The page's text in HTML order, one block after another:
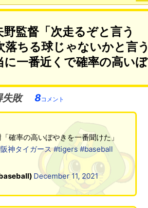
野監督「次走るぞと言う
ちる球じゃないかと言う
一番近くで確率の高いぼ
敗 8コメント
確率の高いぼやきを一番聞けた」
神タイガース #tigers #baseball
December 11, 2021